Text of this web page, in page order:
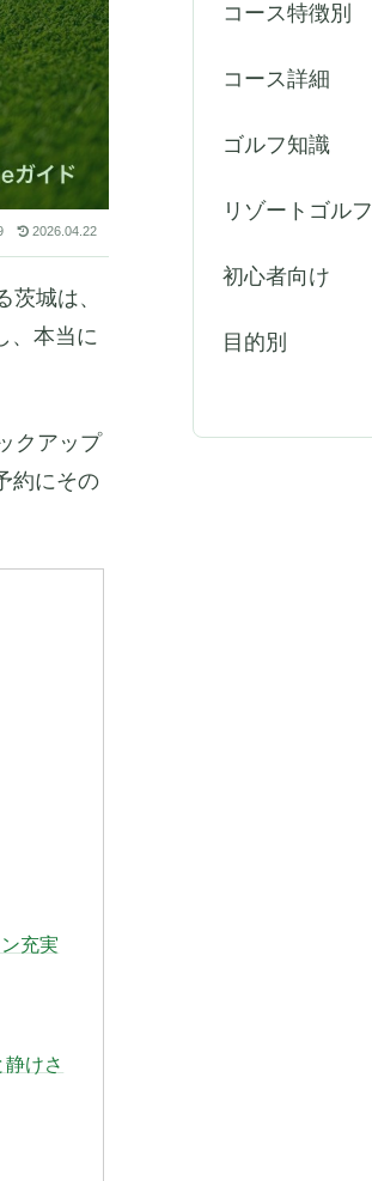
2026.04.22
城は、
、本当に
クアップ
約にその
充実
けさ
コース特徴別
コース詳細
ゴルフ知識
リゾートゴルフ
初心者向け
目的別